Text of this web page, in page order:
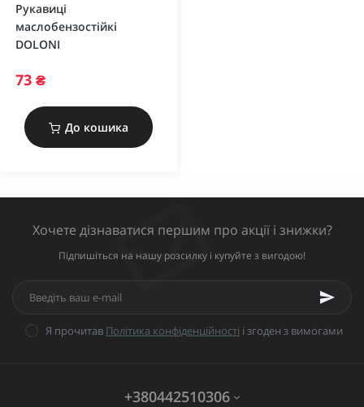
Рукавиці
маслобензостійкі
DOLONI
73 ₴
До кошика
Хочете дізнаватися першим про акції і знижки?
Підпишіться на нашу розсилку і купуйте з вигодою!
Я прочитав Політика конфіденційності і згоден з вимогами
+380442510306